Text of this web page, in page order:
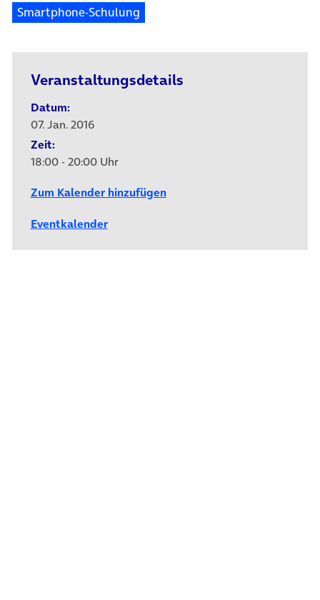
Smartphone-Schulung
Veranstaltungsdetails
Datum:
07. Jan. 2016
Zeit:
18:00 - 20:00 Uhr
Zum Kalender hinzufügen
Eventkalender